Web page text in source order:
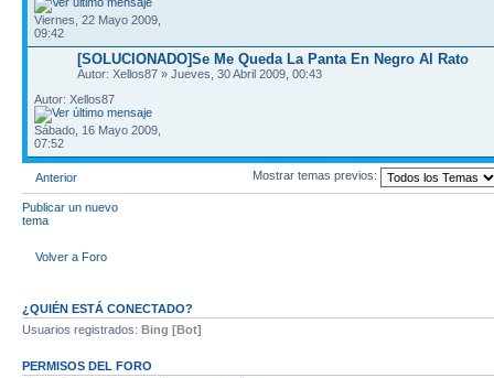
Viernes, 22 Mayo 2009,
09:42
[SOLUCIONADO]Se Me Queda La Panta En Negro Al Rato
Autor: Xellos87 » Jueves, 30 Abril 2009, 00:43
Autor: Xellos87
Sábado, 16 Mayo 2009,
07:52
Anterior Mostrar temas previos:
Publicar un nuevo
tema
Volver a Foro
¿QUIÉN ESTÁ CONECTADO?
Usuarios registrados: Bing [Bot]
PERMISOS DEL FORO